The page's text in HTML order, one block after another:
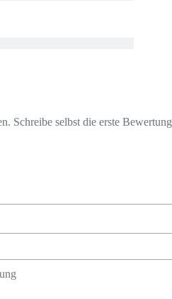
Schreibe selbst die erste